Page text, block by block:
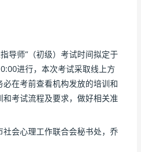
师”（初级）考试时间拟定于
进行，本次考试采取线上方
在考前查看机构发放的培训和
考试流程及要求，做好相关准
会心理工作联合会秘书处，乔